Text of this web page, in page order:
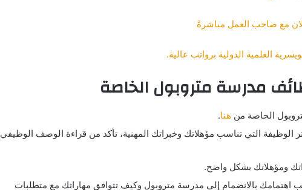
مع صاحب العمل مباشرةً
العلمية الدولية برواتب عالية.
مدرسة متروبول الخاصة
الخاصة من هنا.
الوظيفة التي تناسب مؤهلاتك وخبراتك المهنية، تأكد من قراءة الوصف الوظيفي
ومؤهلاتك بشكل واضح.
بالانضمام إلى مدرسة متروبول وكيف تتوافق مهاراتك مع متطلبات